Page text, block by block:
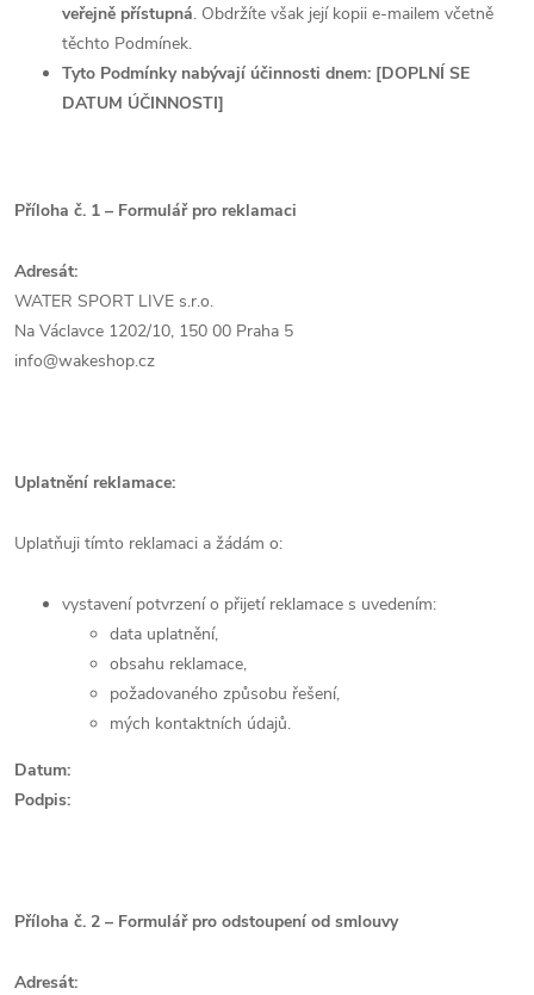
veřejně přístupná. Obdržíte však její kopii e-mailem včetně
těchto Podmínek.
Tyto Podmínky nabývají účinnosti dnem: [DOPLNÍ SE
DATUM ÚČINNOSTI]
Příloha č. 1 – Formulář pro reklamaci
Adresát:
WATER SPORT LIVE s.r.o.
Na Václavce 1202/10, 150 00 Praha 5
info@wakeshop.cz
Uplatnění reklamace:
Uplatňuji tímto reklamaci a žádám o:
vystavení potvrzení o přijetí reklamace s uvedením:
data uplatnění,
obsahu reklamace,
požadovaného způsobu řešení,
mých kontaktních údajů.
Datum:
Podpis:
Příloha č. 2 – Formulář pro odstoupení od smlouvy
Adresát: